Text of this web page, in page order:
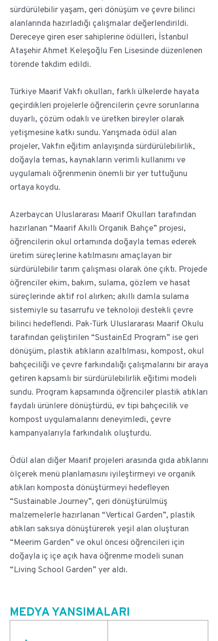
sürdürülebilir yaşam, geri dönüşüm ve çevre bilinci
alanlarında hazırladığı çalışmalar değerlendirildi.
Dereceye giren eser sahiplerine ödülleri, İstanbul
Ataşehir Ahmet Keleşoğlu Fen Lisesinde düzenlenen
törende takdim edildi.
Türkiye Maarif Vakfı okulları, farklı ülkelerde hayata
geçirdikleri projelerle öğrencilerin çevre sorunlarına
duyarlı, çözüm odaklı ve üretken bireyler olarak
yetişmesine katkı sundu. Yarışmada ödül alan
projeler, Vakfın eğitim anlayışında sürdürülebilirlik,
doğayla temas, kaynakların verimli kullanımı ve
uygulamalı öğrenmenin önemli bir yer tuttuğunu
ortaya koydu.
Azerbaycan Uluslararası Maarif Okulları tarafından
hazırlanan “Maarif Akıllı Organik Bahçe” projesi,
öğrencilerin okul ortamında doğayla temas ederek
üretim süreçlerine katılmasını amaçlayan bir
sürdürülebilir tarım çalışması olarak öne çıktı. Projede
öğrenciler ekim, bakım, sulama, gözlem ve hasat
süreçlerinde aktif rol alırken; akıllı damla sulama
sistemiyle su tasarrufu ve teknoloji destekli çevre
bilinci hedeflendi. Pak-Türk Uluslararası Maarif Okulu
tarafından geliştirilen “SustainEd Program” ise geri
dönüşüm, plastik atıkların azaltılması, kompost, okul
bahçeciliği ve çevre farkındalığı çalışmalarını bir araya
getiren kapsamlı bir sürdürülebilirlik eğitimi modeli
sundu. Program kapsamında öğrenciler plastik atıkları
faydalı ürünlere dönüştürdü, ev tipi bahçecilik ve
kompost uygulamalarını deneyimledi, çevre
kampanyalarıyla farkındalık oluşturdu.
Ödül alan diğer Maarif projeleri arasında gıda atıklarını
ölçerek menü planlamasını iyileştirmeyi ve organik
atıkları komposta dönüştürmeyi hedefleyen
“Sustainable Journey”, geri dönüştürülmüş
malzemelerle hazırlanan “Vertical Garden”, plastik
atıkları saksıya dönüştürerek yeşil alan oluşturan
“Meerim Garden” ve okul öncesi öğrencileri için
doğayla iç içe açık hava öğrenme modeli sunan
“Living School Garden” yer aldı.
MEDYA YANSIMALARI